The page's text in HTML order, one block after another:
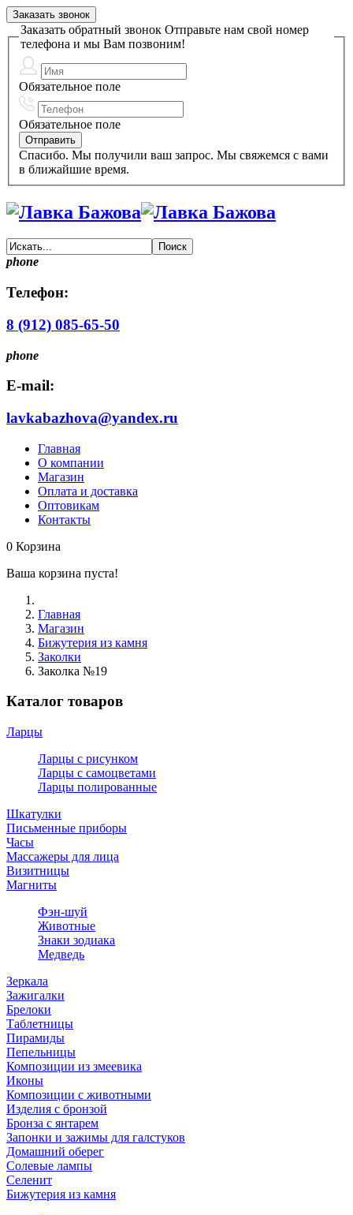
Заказать звонок
Заказать обратный звонок Отправьте нам свой номер
телефона и мы Вам позвоним!
Обязательное поле
Обязательное поле
Спасибо. Мы получили ваш запрос. Мы свяжемся с вами
в ближайшие время.
phone
Телефон:
8 (912) 085-65-50
phone
E-mail:
lavkabazhova@yandex.ru
Главная
О компании
Магазин
Оплата и доставка
Оптовикам
Контакты
0 Корзина
Ваша корзина пуста!
Главная
Магазин
Бижутерия из камня
Заколки
Заколка №19
Каталог товаров
Ларцы
Ларцы с рисунком
Ларцы с самоцветами
Ларцы полированные
Шкатулки
Письменные приборы
Часы
Массажеры для лица
Визитницы
Магниты
Фэн-шуй
Животные
Знаки зодиака
Медведь
Зеркала
Зажигалки
Брелоки
Таблетницы
Пирамиды
Пепельницы
Композиции из змеевика
Иконы
Композиции с животными
Изделия с бронзой
Бронза с янтарем
Запонки и зажимы для галстуков
Домашний оберег
Солевые лампы
Селенит
Бижутерия из камня